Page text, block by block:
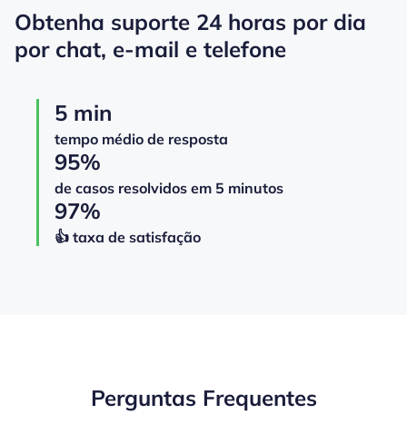
Obtenha suporte 24 horas por dia
por chat, e-mail e telefone
5 min
tempo médio de resposta
95%
de casos resolvidos em 5 minutos
97%
👍️️️️️️ taxa de satisfação
Perguntas Frequentes